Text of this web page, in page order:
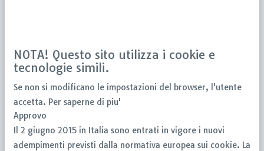
NOTA! Questo sito utilizza i cookie e
tecnologie simili.
Se non si modificano le impostazioni del browser, l'utente
accetta. Per saperne di piu'
Approvo
Il 2 giugno 2015 in Italia sono entrati in vigore i nuovi
adempimenti previsti dalla normativa europea sui cookie. La